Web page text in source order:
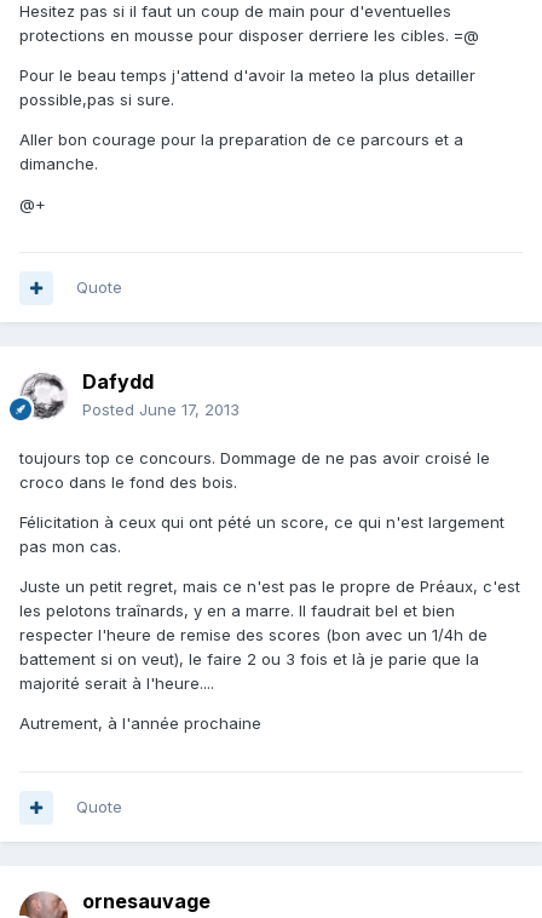
Hesitez pas si il faut un coup de main pour d'eventuelles
protections en mousse pour disposer derriere les cibles. =@
Pour le beau temps j'attend d'avoir la meteo la plus detailler
possible,pas si sure.
Aller bon courage pour la preparation de ce parcours et a
dimanche.
@+
Quote
Dafydd
Posted June 17, 2013
toujours top ce concours. Dommage de ne pas avoir croisé le
croco dans le fond des bois.
Félicitation à ceux qui ont pété un score, ce qui n'est largement
pas mon cas.
Juste un petit regret, mais ce n'est pas le propre de Préaux, c'est
les pelotons traînards, y en a marre. Il faudrait bel et bien
respecter l'heure de remise des scores (bon avec un 1/4h de
battement si on veut), le faire 2 ou 3 fois et là je parie que la
majorité serait à l'heure....
Autrement, à l'année prochaine
Quote
ornesauvage